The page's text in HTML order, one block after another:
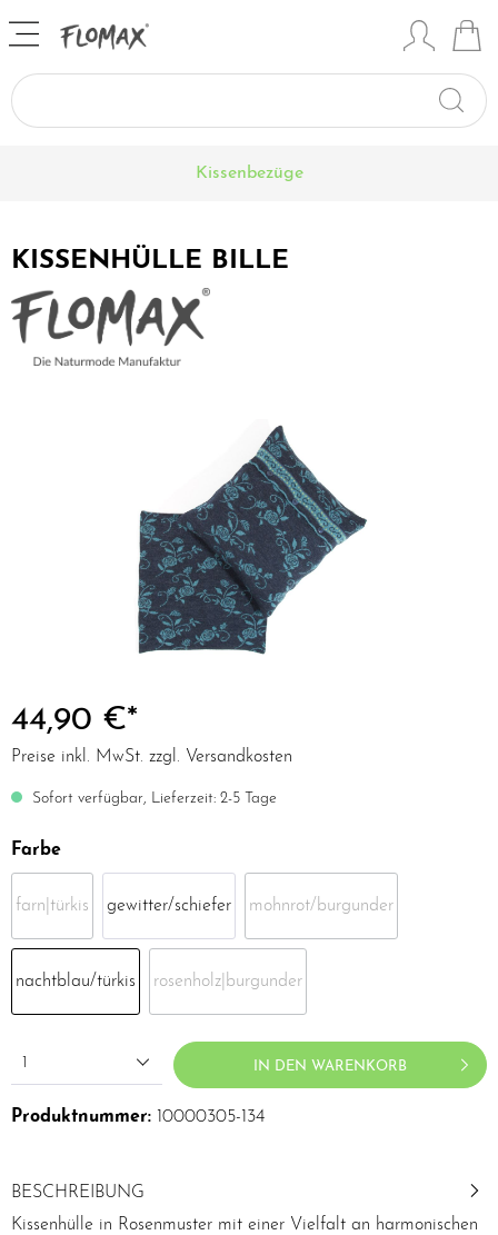
Kissenbezüge
KISSENHÜLLE BILLE
44,90 €*
Preise inkl. MwSt. zzgl. Versandkosten
Sofort verfügbar, Lieferzeit: 2-5 Tage
Farbe
farn|türkis gewitter/schiefer mohnrot/burgunder
nachtblau/türkis rosenholz|burgunder
1 IN DEN WARENKORB
Produktnummer: 10000305-134
BESCHREIBUNG
Kissenhülle in Rosenmuster mit einer Vielfalt an harmonischen